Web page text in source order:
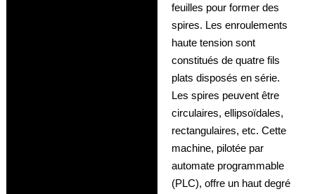
feuilles pour former des
spires. Les enroulements
haute tension sont
constitués de quatre fils
plats disposés en série.
Les spires peuvent être
circulaires, ellipsoïdales,
rectangulaires, etc. Cette
machine, pilotée par
automate programmable
(PLC), offre un haut degré